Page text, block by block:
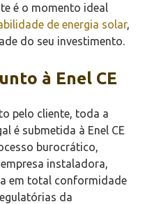
é o momento ideal
de energia solar,
do seu investimento.
à Enel CE
pelo cliente, toda a
é submetida à Enel CE
burocrático,
instaladora,
em total conformidade
da